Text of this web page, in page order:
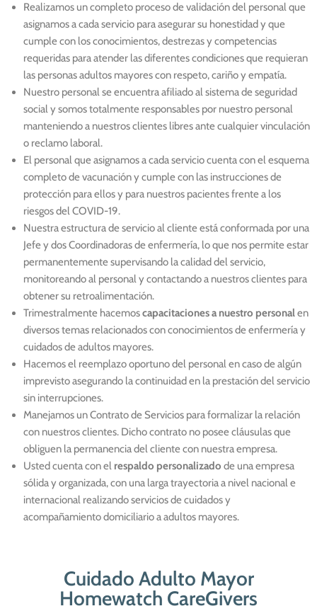
Realizamos un completo proceso de validación del personal que
asignamos a cada servicio para asegurar su honestidad y que
cumple con los conocimientos, destrezas y competencias
requeridas para atender las diferentes condiciones que requieran
las personas adultos mayores con respeto, cariño y empatía.
Nuestro personal se encuentra afiliado al sistema de seguridad
social y somos totalmente responsables por nuestro personal
manteniendo a nuestros clientes libres ante cualquier vinculación
o reclamo laboral.
El personal que asignamos a cada servicio cuenta con el esquema
completo de vacunación y cumple con las instrucciones de
protección para ellos y para nuestros pacientes frente a los
riesgos del COVID-19.
Nuestra estructura de servicio al cliente está conformada por una
Jefe y dos Coordinadoras de enfermería, lo que nos permite estar
permanentemente supervisando la calidad del servicio,
monitoreando al personal y contactando a nuestros clientes para
obtener su retroalimentación.
Trimestralmente hacemoscapacitaciones a nuestro personalen
diversos temas relacionados con conocimientos de enfermería y
cuidados de adultos mayores.
Hacemos el reemplazo oportuno del personal en caso de algún
imprevisto asegurando la continuidad en la prestación del servicio
sin interrupciones.
Manejamos un Contrato de Servicios para formalizar la relación
con nuestros clientes. Dicho contrato no posee cláusulas que
obliguen la permanencia del cliente con nuestra empresa.
Usted cuenta con el respaldo personalizado de una empresa
sólida y organizada, con una larga trayectoria a nivel nacional e
internacional realizando servicios de cuidados y
acompañamiento domiciliario a adultos mayores.
Cuidado Adulto Mayor
Homewatch CareGivers